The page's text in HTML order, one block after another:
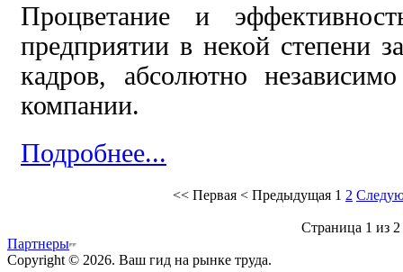
Процветание и
предприятии в некой степени
кадров, абсолютно
компании.
Подробнее...
<< Первая < Предыдущая 1 2
Страница 1 из 2
Партнеры
Copyright © 2026. Ваш гид на рынке труда.